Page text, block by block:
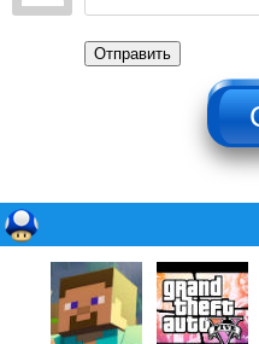
Отправить